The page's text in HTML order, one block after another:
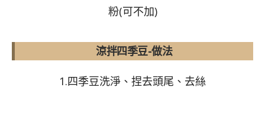
粉(可不加)
涼拌四季豆-做法
1.四季豆洗淨、捏去頭尾、去絲